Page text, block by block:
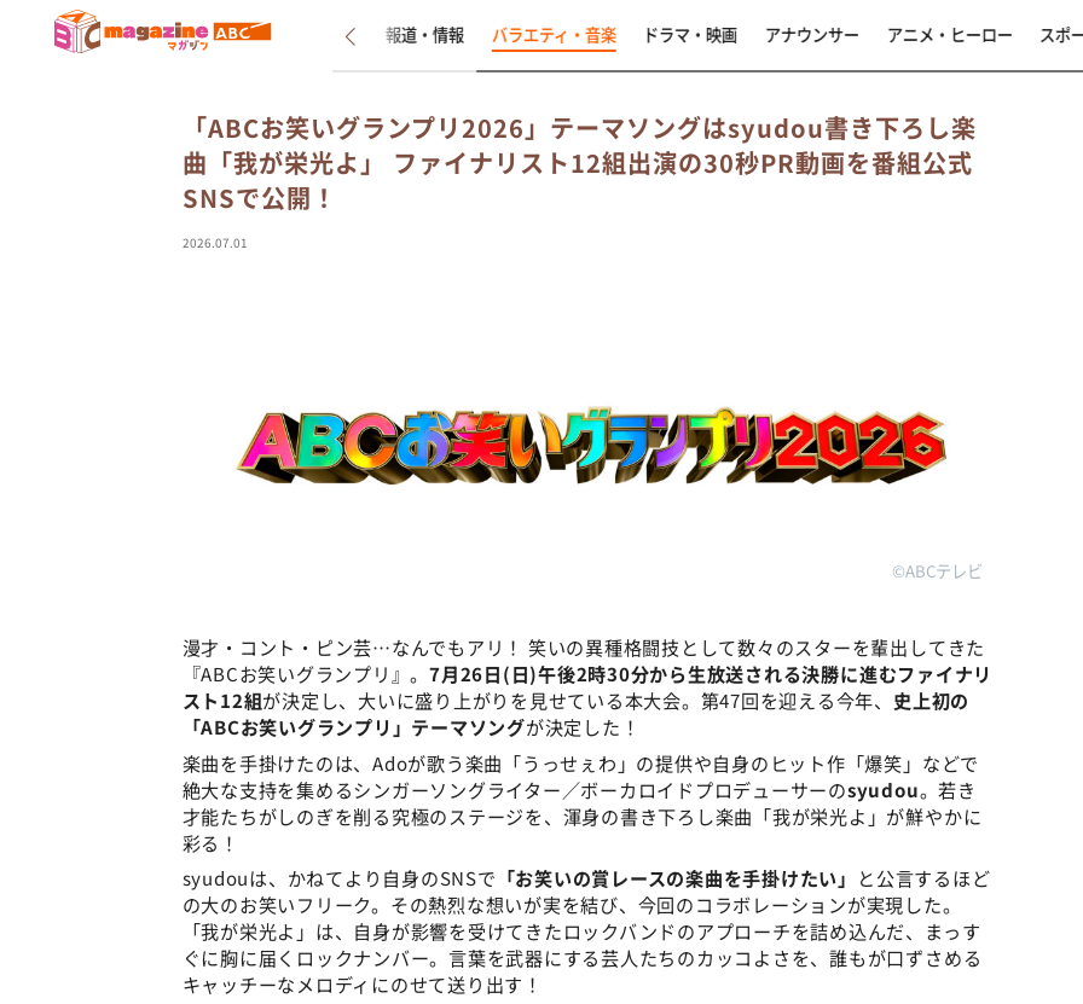
新着 インタビュー 報道・情報 バラエティ・音楽 ドラマ・映画 アナウンサー アニメ・ヒーロー スポ
「ABCお笑いグランプリ2026」テーマソングはsyudou書き下ろし楽
曲「我が栄光よ」 ファイナリスト12組出演の30秒PR動画を番組公式
SNSで公開！
2026.07.01
©ABCテレビ
漫才・コント・ピン芸…なんでもアリ！ 笑いの異種格闘技として数々のスターを輩出してきた
『ABCお笑いグランプリ』。7月26日(日)午後2時30分から生放送される決勝に進むファイナリ
スト12組が決定し、大いに盛り上がりを見せている本大会。第47回を迎える今年、 史上初の
「ABCお笑いグランプリ」テーマソングが決定した！
楽曲を手掛けたのは、Adoが歌う楽曲「うっせぇわ」の提供や自身のヒット作「爆笑」などで
絶大な支持を集めるシンガーソングライター／ボーカロイドプロデューサーのsyudou。若き
才能たちがしのぎを削る究極のステージを、渾身の書き下ろし楽曲「我が栄光よ」が鮮やかに
彩る！
syudouは、かねてより自身のSNSで 「お笑いの賞レースの楽曲を手掛けたい」 と公言するほど
の大のお笑いフリーク。その熱烈な想いが実を結び、今回のコラボレーションが実現した。
「我が栄光よ」は、自身が影響を受けてきたロックバンドのアプローチを詰め込んだ、まっす
ぐに胸に届くロックナンバー。言葉を武器にする芸人たちのカッコよさを、誰もが口ずさめる
キャッチーなメロディにのせて送り出す！